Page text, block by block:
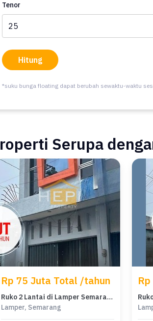
Tenor
Hitung
*suku bunga floating dapat berubah sewaktu-waktu
Serupa
Rp 75 Juta Total /tahun
Ruko 2 Lantai di Lamper Semarang Selatan. Dekat Java Mall, Dekat Pusat Kota.
Lamper, Semarang